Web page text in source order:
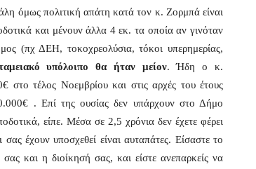
όμως πολιτική απάτη κατά τον κ. Ζορμπά είναι
και μένουν άλλα 4 εκ. τα οποία αν γινόταν
(πχ ΔΕΗ, τοκοχρεολύσια, τόκοι υπερημερίας,
υπόλοιπο θα ήταν μείον. Ήδη ο κ.
τέλος Νοεμβρίου και στις αρχές του έτους
. Επί της ουσίας δεν υπάρχουν στο Δήμο
είπε. Μέσα σε 2,5 χρόνια δεν έχετε φέρει
έχουν υποσχεθεί είναι αυταπάτες. Είσαστε το
και η διοίκησή σας, και είστε ανεπαρκείς να